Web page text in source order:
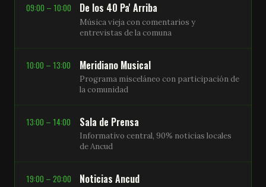
09:00 – 10:00 De los 40 Pa' Arriba
Música vieja con comentarios y
entrevistas de la comuna
10:00 – 13:00 Meridiano Musical
Programa misceláneo con participación de
la comunidad
13:00 – 14:00 Sala de Prensa
Informativo central, 90% noticias locales
de Ancud
19:00 – 20:00 Noticias Ancud